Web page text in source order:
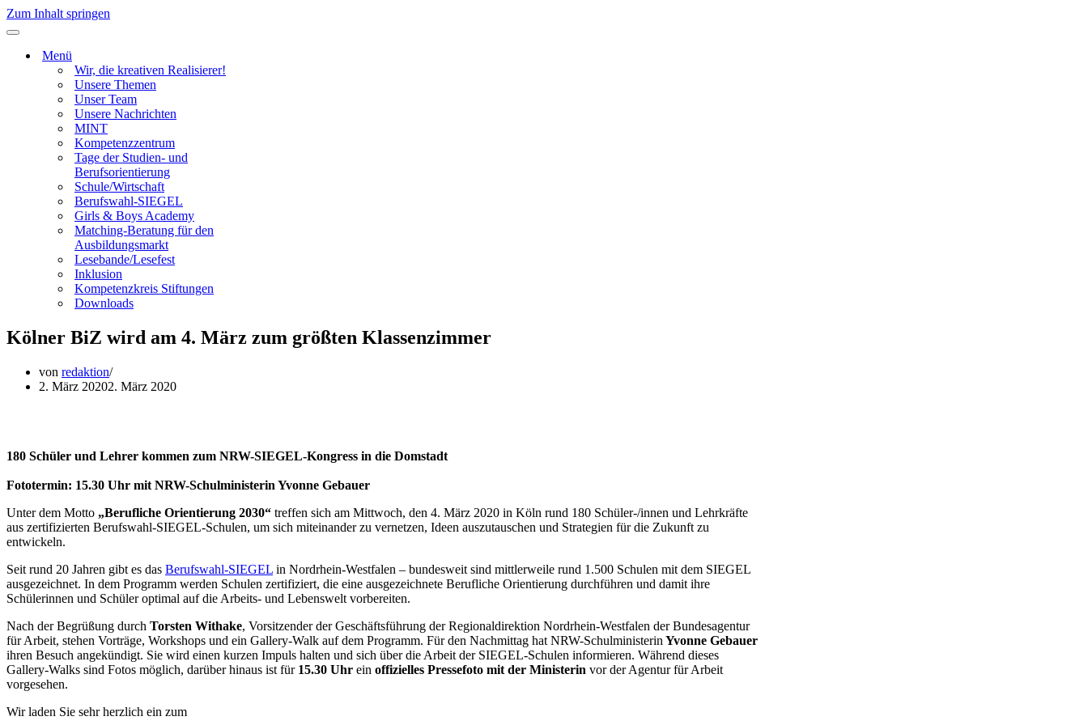
Zum Inhalt springen
Navigationsmenü
Menü
Wir, die kreativen Realisierer!
Unsere Themen
Unser Team
Unsere Nachrichten
MINT
Kompetenzzentrum
Tage der Studien- und
Berufsorientierung
Schule/Wirtschaft
Berufswahl-SIEGEL
Girls & Boys Academy
Matching-Beratung für den
Ausbildungsmarkt
Lesebande/Lesefest
Inklusion
Kompetenzkreis Stiftungen
Downloads
Kölner BiZ wird am 4. März zum größten Klassenzimmer
von redaktion
2. März 20202. März 2020
180 Schüler und Lehrer kommen zum NRW-SIEGEL-Kongress in die Domstadt
Fototermin: 15.30 Uhr mit NRW-Schulministerin Yvonne Gebauer
Unter dem Motto „Berufliche Orientierung 2030“ treffen sich am Mittwoch, den 4. März 2020 in Köln rund 180 Schüler-/innen und Lehrkräfte
aus zertifizierten Berufswahl-SIEGEL-Schulen, um sich miteinander zu vernetzen, Ideen auszutauschen und Strategien für die Zukunft zu
entwickeln.
Seit rund 20 Jahren gibt es das Berufswahl-SIEGEL in Nordrhein-Westfalen – bundesweit sind mittlerweile rund 1.500 Schulen mit dem SIEGEL
ausgezeichnet. In dem Programm werden Schulen zertifiziert, die eine ausgezeichnete Berufliche Orientierung durchführen und damit ihre
Schülerinnen und Schüler optimal auf die Arbeits- und Lebenswelt vorbereiten.
Nach der Begrüßung durch Torsten Withake, Vorsitzender der Geschäftsführung der Regionaldirektion Nordrhein-Westfalen der Bundesagentur
für Arbeit, stehen Vorträge, Workshops und ein Gallery-Walk auf dem Programm. Für den Nachmittag hat NRW-Schulministerin Yvonne Gebauer
ihren Besuch angekündigt. Sie wird einen kurzen Impuls halten und sich über die Arbeit der SIEGEL-Schulen informieren. Während dieses
Gallery-Walks sind Fotos möglich, darüber hinaus ist für 15.30 Uhr ein offizielles Pressefoto mit der Ministerin vor der Agentur für Arbeit
vorgesehen.
Wir laden Sie sehr herzlich ein zum